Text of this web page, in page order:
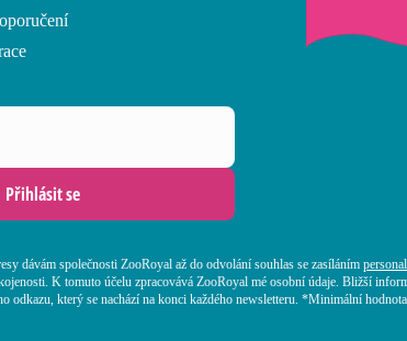
Přihlásit se
dávám společnosti ZooRoyal až do odvolání souhlas se zasíláním
K tomuto účelu zpracovává ZooRoyal mé osobní údaje. Bližší
odkazu, který se nachází na konci každého newsletteru. *Minimální